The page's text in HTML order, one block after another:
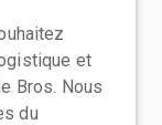
et
Bros. Nous
du